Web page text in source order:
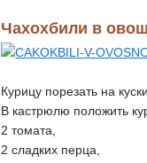
Чахохбили в
Курицу порезать на
В кастрюлю положить
2 томата,
2 сладких перца,